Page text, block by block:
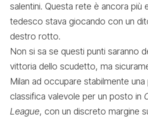
salentini. Questa rete è ancora più
tedesco stava giocando con un
destro rotto.
Non si sa se questi punti saranno
vittoria dello scudetto, ma
Milan ad occupare stabilmente
classifica valevole per un posto in
League, con un discreto margine